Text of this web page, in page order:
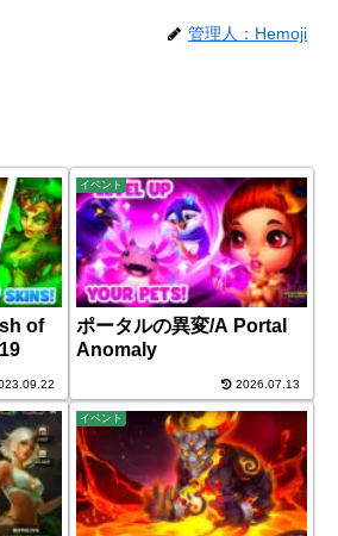
管理人：Hemoji
of
イベント
ポータルの異変/A Portal
Anomaly
2026.07.13
イベント